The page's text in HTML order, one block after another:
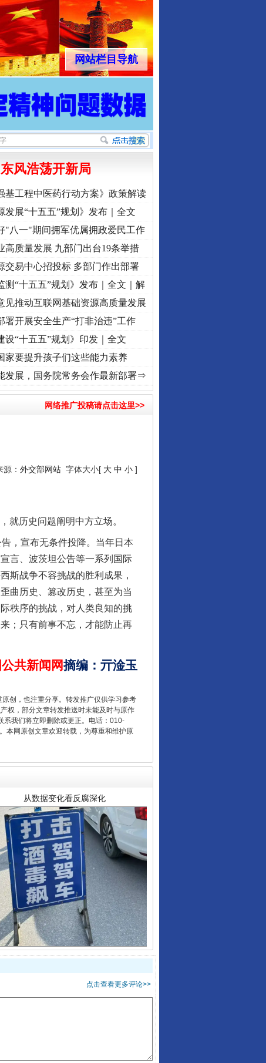
网站栏目导航
奋进复兴征程丨“转折之城”激荡.. ·[视频]
东风浩荡开新局
基工程中医药行动方案》政策解读
发展“十五五”规划》发布｜全文
"八一"期间拥军优属拥政爱民工作
高质量发展 九部门出台19条举措
交易中心招投标 多部门作出部署
测“十五五”规划》发布｜全文｜解
见推动互联网基础资源高质量发展
署开展安全生产“打非治违”工作
设“十五五”规划》印发｜全文
家要提升孩子们这些能力素养
发展，国务院常务会作最新部署⇒
网络推广投稿请点击这里>>
： 外交部网站 字体大小[ 大 中 小 ]
历史问题阐明中方立场。
，宣布无条件投降。当年日本
言、波茨坦公告等一系列国际
斯战争不容挑战的胜利成果，
曲历史、篡改历史，甚至为当
秩序的挑战，对人类良知的挑
；只有前事不忘，才能防止再
共新闻网摘编 ： 亓淦玉
创，也注重分享。转发推广仅供学习参考
权，部分文章转发推送时未能及时与原作
我们将立即删除或更正。电话：010-
本网原创文章欢迎转载，为尊重和维护原
让核能赋能千行百业
酒驾未被当场查获能处罚吗
点击查看更多评论>>